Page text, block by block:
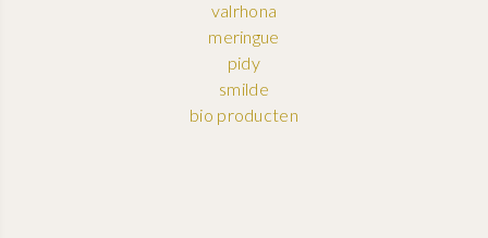
valrhona
meringue
pidy
smilde
bio producten